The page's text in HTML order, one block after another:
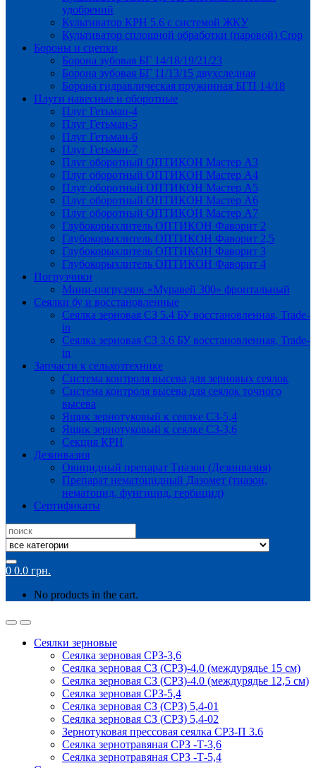
удобрений
Культиватор КРН 5.6 с системой ЖКУ
Культиватор сплошной обработки (паровой) Crop
Бороны и сцепки
Борона зубовая БГ 14/18/19/21/23
Борона зубовая БГ 11/13/15 двухследная
Борона гидравлическая пружинная БГП 14/18
Плуги навесные и оборотные
Плуг Гетьман-4
Плуг Гетьман-5
Плуг Гетьман-6
Плуг Гетьман-7
Плуг оборотный ОПТИКОН Мастер А3
Плуг оборотный ОПТИКОН Мастер А4
Плуг оборотный ОПТИКОН Мастер А5
Плуг оборотный ОПТИКОН Мастер А6
Плуг оборотный ОПТИКОН Мастер А7
Глубокорыхлитель ОПТИКОН Фаворит 2
Глубокорыхлитель ОПТИКОН Фаворит 2,5
Глубокорыхлитель ОПТИКОН Фаворит 3
Глубокорыхлитель ОПТИКОН Фаворит 4
Погрузчики
Мини-погрузчик «Муравей 300» фронтальный
Сеялки бу и восстановленные
Сеялка зерновая СЗ 5.4 БУ восстановленная, Trade-
in
Сеялка зерновая СЗ 3.6 БУ восстановленная, Trade-
in
Запчасти к сельхозтехнике
Система контроля высева для зерновых сеялок
Система контроля высева для сеялок точного
высева
Ящик зернотуковый к сеялке СЗ-5,4
Ящик зернотуковый к сеялке СЗ-3,6
Секция КРН
Дезинвазия
Овицидный препарат Тиазон (Дезинвазия)
Препарат нематоцидный Дазомет (тиазон,
нематоцид, фунгицид, гербицид)
Сертификаты
Search
for:
0 0.0 грн.
No products in the cart.
Сеялки зерновые
Сеялка зерновая СРЗ-3,6
Сеялка зерновая СЗ (СРЗ)-4.0 (междурядье 15 см)
Сеялка зерновая СЗ (СРЗ)-4.0 (междурядье 12,5 см)
Сеялка зерновая СРЗ-5,4
Сеялка зерновая СЗ (СРЗ) 5,4-01
Сеялка зерновая СЗ (СРЗ) 5,4-02
Зернотуковая прессовая сеялка СРЗ-П 3.6
Сеялка зернотравяная СРЗ -Т-3,6
Сеялка зернотравяная СРЗ -Т-5,4